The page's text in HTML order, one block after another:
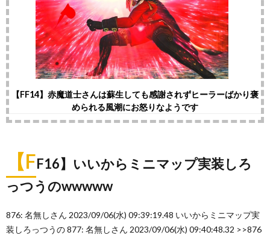
【FF14】赤魔道士さんは蘇生しても感謝されずヒーラーばかり褒
められる風潮にお怒りなようです
【FF16】いいからミニマップ実装しろ
っつうのwwwww
876: 名無しさん 2023/09/06(水) 09:39:19.48 いいからミニマップ実
装しろっつうの 877: 名無しさん 2023/09/06(水) 09:40:48.32 >>876